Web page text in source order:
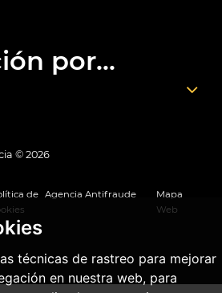
técnicas de rastreo para mejorar
en nuestra web, para
por...
© 2026
de Agencia Antifraude
Mapa
Web